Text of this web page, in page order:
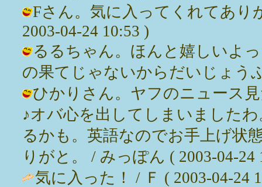
Fさん。気に入ってくれてあり
2003-04-24 10:53 )
るるちゃん。ほんと嬉しいよ
の果てじゃないからだいじょう
ひかりさん。ヤフのニュース
♪オバ心を出してしまいました
るかも。英語なのでお手上げ状
りがと。 / みっぽん ( 2003-04-24
気に入った！ / Ｆ ( 2003-04-24